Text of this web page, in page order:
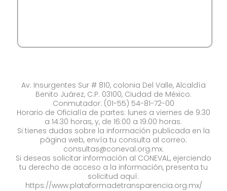
Av. Insurgentes Sur # 810, colonia Del Valle, Alcaldía
Benito Juárez, C.P. 03100, Ciudad de México.
Conmutador: (01-55) 54-81-72-00
Horario de Oficialía de partes: lunes a viernes de 9:30
a 14:30 horas, y, de 16:00 a 19:00 horas.
Si tienes dudas sobre la información publicada en la
página web, envía tu consulta al correo:
consultas@coneval.org.mx.
Si deseas solicitar información al CONEVAL, ejerciendo
tu derecho de acceso a la información, presenta tu
solicitud aquí:
https://www.plataformadetransparencia.org.mx/